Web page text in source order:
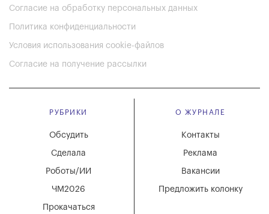
Согласие на обработку персональных данных
Политика конфиденциальности
Условия использования cookie-файлов
Согласие на получение рассылки
РУБРИКИ
Обсудить
Сделала
Роботы/ИИ
ЧМ2026
Прокачаться
О ЖУРНАЛЕ
Вакансии
Реклама
Контакты
Предложить колонку